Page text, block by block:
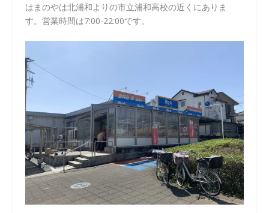
はまのやは北浦和よりの市立浦和高校の近くにありま
す。営業時間は7:00-22:00です。